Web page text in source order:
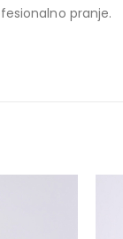
pranje.